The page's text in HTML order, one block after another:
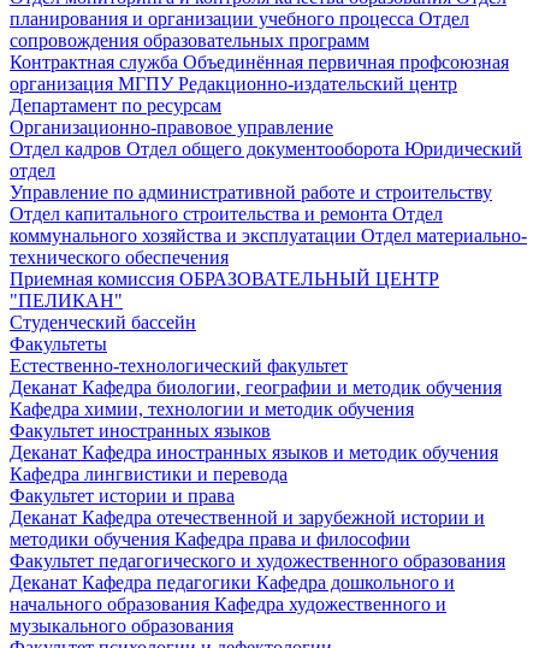
планирования и организации учебного процесса Отдел
сопровождения образовательных программ
Контрактная служба Объединённая первичная профсоюзная
организация МГПУРедакционно-издательский центр
Департамент по ресурсам
Организационно-правовое управление
Отдел кадров Отдел общего документооборота Юридический
отдел
Управление по административной работе и строительству
Отдел капитального строительства и ремонта Отдел
коммунального хозяйства и эксплуатации Отдел материально-
технического обеспечения
Приемная комиссия ОБРАЗОВАТЕЛЬНЫЙ ЦЕНТР
"ПЕЛИКАН"
Студенческий бассейн
Факультеты
Естественно-технологический факультет
Деканат Кафедра биологии, географии и методик обучения
Кафедра химии, технологии и методик обучения
Факультет иностранных языков
Деканат Кафедра иностранных языков и методик обучения
Кафедра лингвистики и перевода
Факультет истории и права
Деканат Кафедра отечественной и зарубежной истории и
методики обучения Кафедра права и философии
Факультет педагогического и художественного образования
Деканат Кафедра педагогики Кафедра дошкольного и
начального образования Кафедра художественного и
музыкального образования